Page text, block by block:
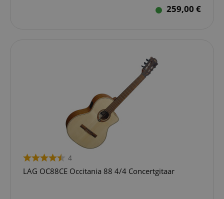
259,00 €
4
LAG OC88CE Occitania 88 4/4 Concertgitaar